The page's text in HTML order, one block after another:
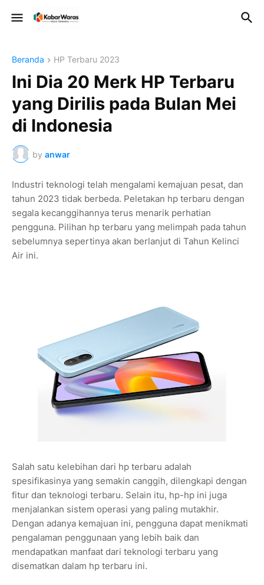
Beranda HP Terbaru 2023
Ini Dia 20 Merk HP Terbaru
yang Dirilis pada Bulan Mei
di Indonesia
by anwar
Industri teknologi telah mengalami kemajuan pesat, dan
tahun 2023 tidak berbeda. Peletakan hp terbaru dengan
segala kecanggihannya terus menarik perhatian
pengguna. Pilihan hp terbaru yang melimpah pada tahun
sebelumnya sepertinya akan berlanjut di Tahun Kelinci
Air ini.
Salah satu kelebihan dari hp terbaru adalah
spesifikasinya yang semakin canggih, dilengkapi dengan
fitur dan teknologi terbaru. Selain itu, hp-hp ini juga
menjalankan sistem operasi yang paling mutakhir.
Dengan adanya kemajuan ini, pengguna dapat menikmati
pengalaman penggunaan yang lebih baik dan
mendapatkan manfaat dari teknologi terbaru yang
disematkan dalam hp terbaru ini.